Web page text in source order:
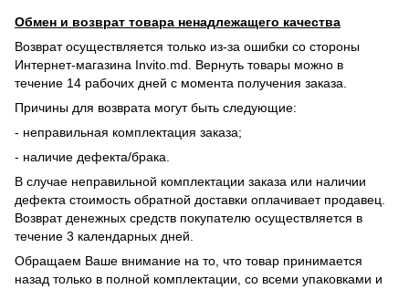
Обмен и возврат товара ненадлежащего качества
Возврат осуществляется только из-за ошибки со стороны
Интернет-магазина Invito.md. Вернуть товары можно в
течение 14 рабочих дней с момента получения заказа.
Причины для возврата могут быть следующие:
- неправильная комплектация заказа;
- наличие дефекта/брака.
В случае неправильной комплектации заказа или наличии
дефекта стоимость обратной доставки оплачивает продавец.
Возврат денежных средств покупателю осуществляется в
течение 3 календарных дней.
Обращаем Ваше внимание на то, что товар принимается
назад только в полной комплектации, со всеми упаковками и